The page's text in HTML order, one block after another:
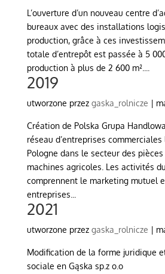
L’ouverture d’un nouveau centre
bureaux avec des installations
production, grâce à ces
totale d’entrepôt est passée à 5
production à plus de 2 600 m²....
2019
utworzone przez gaska_rolnicze |
Création de Polska Grupa
réseau d’entreprises
Pologne dans le secteur des
machines agricoles. Les activités
comprennent le marketing mutuel
entreprises...
2021
utworzone przez gaska_rolnicze |
Modification de la forme juridique
sociale en Gąska sp.z o.o